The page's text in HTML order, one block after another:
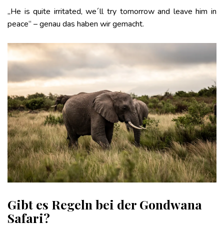
„He is quite irritated, we´ll try tomorrow and leave him in
peace“ – genau das haben wir gemacht.
Gibt es Regeln bei der Gondwana
Safari?